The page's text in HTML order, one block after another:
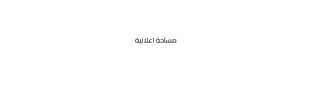
مساحة اعلانية